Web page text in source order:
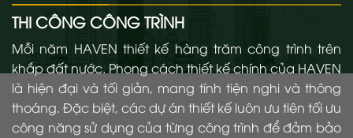
THI CÔNG CÔNG TRÌNH
Mỗi năm HAVEN thiết kế hàng trăm công trình trên
khắp đất nước. Phong cách thiết kế chính của HAVEN
là hiện đại và tối giản, mang tính tiện nghi và thông
thoáng. Đặc biệt, các dự án thiết kế luôn ưu tiên tối ưu
công năng sử dụng của từng công trình để đảm bảo